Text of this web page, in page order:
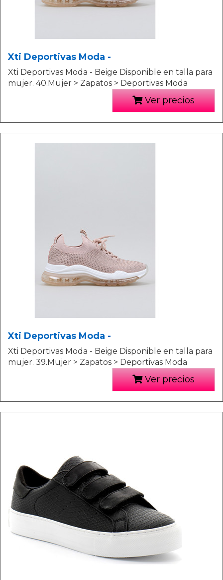
Xti Deportivas Moda -
Xti Deportivas Moda - Beige Disponible en talla para
mujer. 40.Mujer > Zapatos > Deportivas Moda
Ver precios
Xti Deportivas Moda -
Xti Deportivas Moda - Beige Disponible en talla para
mujer. 39.Mujer > Zapatos > Deportivas Moda
Ver precios